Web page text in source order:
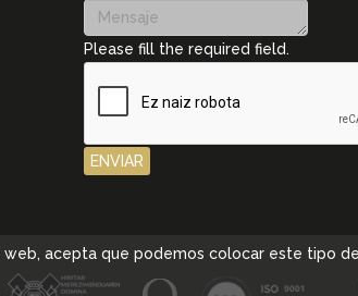
Please fill the required field.
ENVIAR
acepta que podemos colocar este tipo